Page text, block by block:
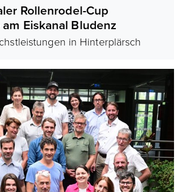
Rollenrodel-Cup
Eiskanal Bludenz
in Hinterplärsch